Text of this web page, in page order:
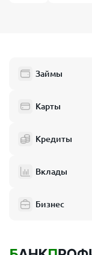
Займы
Карты
Кредиты
Вклады
Бизнес